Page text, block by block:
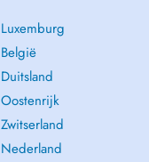
Luxemburg
België
Duitsland
Oostenrijk
Zwitserland
Nederland